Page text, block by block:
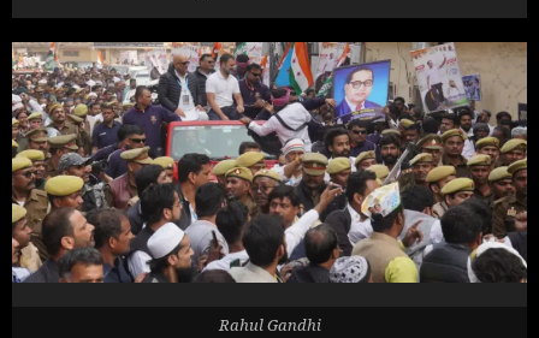
Rahul Gandhi